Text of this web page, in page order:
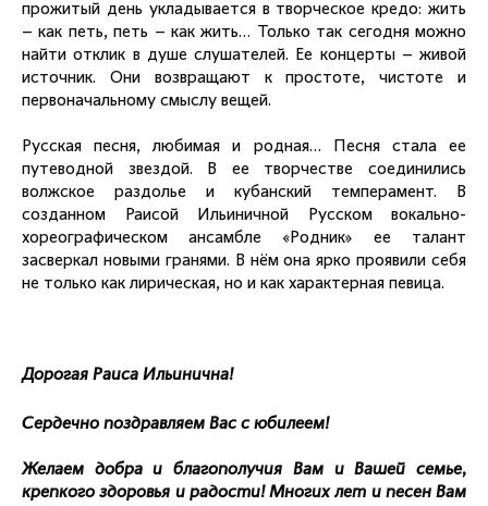
прожитый день укладывается в творческое кредо: жить
– как петь, петь – как жить… Только так сегодня можно
найти отклик в душе слушателей. Ее концерты – живой
источник. Они возвращают к простоте, чистоте и
первоначальному смыслу вещей.
Русская песня, любимая и родная… Песня стала ее
путеводной звездой. В ее творчестве соединились
волжское раздолье и кубанский темперамент. В
созданном Раисой Ильиничной Русском вокально-
хореографическом ансамбле «Родник» ее талант
засверкал новыми гранями. В нём она ярко проявили себя
не только как лирическая, но и как характерная певица.
Дорогая Раиса Ильинична!
Сердечно поздравляем Вас с юбилеем!
Желаем добра и благополучия Вам и Вашей семье,
крепкого здоровья и радости! Многих лет и песен Вам